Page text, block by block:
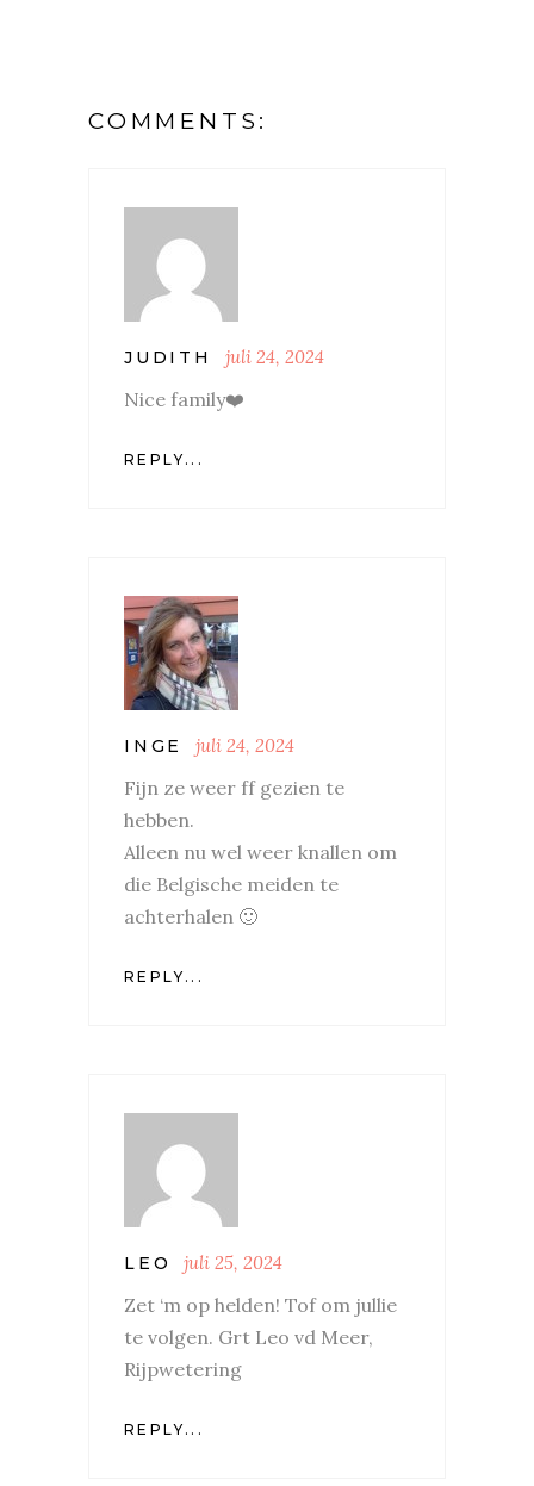
COMMENTS:
JUDITH juli 24, 2024
Nice family❤️
REPLY...
INGE juli 24, 2024
Fijn ze weer ff gezien te
hebben.
Alleen nu wel weer knallen om
die Belgische meiden te
achterhalen 🙂
REPLY...
LEO juli 25, 2024
Zet ‘m op helden! Tof om jullie
te volgen. Grt Leo vd Meer,
Rijpwetering
REPLY...